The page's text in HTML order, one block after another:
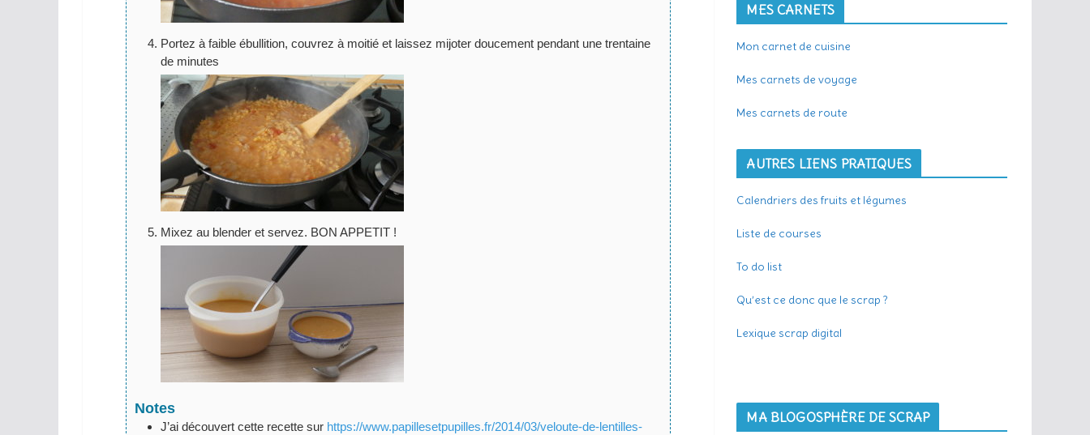
Portez à faible ébullition, couvrez à moitié et laissez mijoter doucement pendant une trentaine
de minutes
Mixez au blender et servez. BON APPETIT !
Notes
J’ai découvert cette recette sur https://www.papillesetpupilles.fr/2014/03/veloute-de-lentilles-
MES CARNETS
Mon carnet de cuisine
Mes carnets de voyage
Mes carnets de route
AUTRES LIENS PRATIQUES
Calendriers des fruits et légumes
Liste de courses
To do list
Qu’est ce donc que le scrap ?
Lexique scrap digital
MA BLOGOSPHÈRE DE SCRAP